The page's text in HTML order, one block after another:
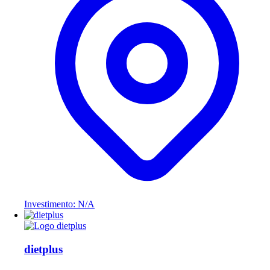
Investimento: N/A
dietplus